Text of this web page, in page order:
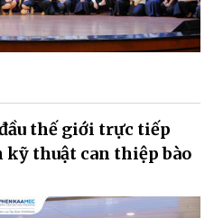
thế giới trực tiếp
thuật can thiệp bào